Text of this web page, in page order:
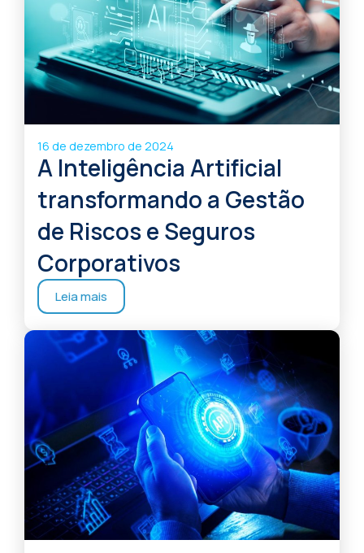
16 de dezembro de 2024
A Inteligência Artificial
transformando a Gestão
de Riscos e Seguros
Corporativos
Leia mais